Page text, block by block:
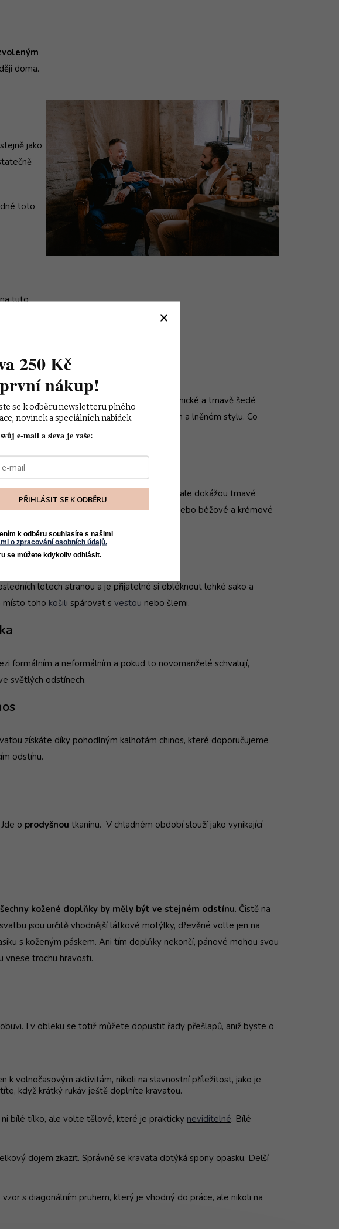
doma.
jako
toto
tuto
nosili tradiční
v černé, námořnické a tmavě šedé
obleky ve světle šedém, béžovém a lněném stylu. Co
dobře v jakémkoli ročním období, v létě ale dokážou tmavé
Světlejší obleky všedé, bledě modré nebo béžové a krémové
je také oblek bez podšívky.
letech stranou a je přijatelné si obléknout lehké sako a
místo toho košili spárovat svestou nebo šlemi.
formálním a neformálním a pokud to novomanželé schvalují,
světlých odstínech.
získáte díky pohodlným kalhotám chinos, které doporučujeme
odstínu.
o prodyšnou tkaninu. V chladném období slouží jako vynikající
kožené doplňky by měly být ve stejném odstínu. Čistě na
jsou určitě vhodnější látkové motýlky, dřevěné volte jen na
s koženým páskem. Ani tím doplňky nekončí, pánové mohou svou
vnese trochu hravosti.
I v obleku se totiž můžete dopustit řady přešlapů, aniž byste o
k volnočasovým aktivitám, nikoli na slavnostní příležitost, jako je
když krátký rukáv ještě doplníte kravatou.
bílé tílko, ale volte tělové, které je prakticky neviditelné. Bílé
dojem zkazit. Správně se kravata dotýká spony opasku. Delší
s diagonálním pruhem, který je vhodný do práce, ale nikoli na
250 Kč
nákup!
se k odběru newsletteru plného
novinek a speciálních nabídek.
e-mail a sleva je vaše:
PŘIHLÁSIT SE K ODBĚRU
k odběru souhlasíte s našimi
o zpracování osobních údajů.
se můžete kdykoliv odhlásit.